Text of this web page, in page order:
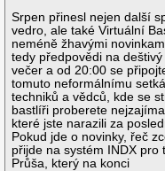
Srpen přinesl nejen další
vedro, ale také Virtuální
neméně žhavými
tedy předpovědi na
večer a od 20:00 se
tomuto neformálnímu
techniků a vědců, kde se
bastlíři proberete
které jste narazili za
Pokud jde o novinky, řeč
přijde na systém INDX pro
Průša, který na konci